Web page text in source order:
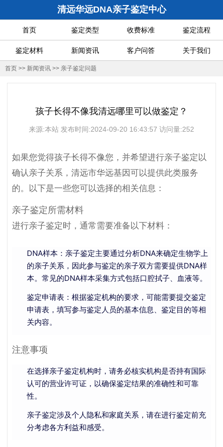
清远华远DNA亲子鉴定中心
首页 鉴定类型 收费标准 鉴定流程
鉴定材料 新闻资讯 客户问答 关于我们
首页 >> 新闻资讯 >> 亲子鉴定问题
孩子长得不像我清远哪里可以做鉴定？
来源:本站 发布时间:2024-09-20 16:43:57 访问量:252
如果您觉得孩子长得不像您，并希望进行亲子鉴定以
确认亲子关系，清远市华远基因可以提供此类服务
的。以下是一些您可以选择的相关信息：
亲子鉴定所需材料
进行亲子鉴定时，通常需要准备以下材料：
DNA样本：亲子鉴定主要通过分析DNA来确定生物学上
的亲子关系，因此参与鉴定的亲子双方需要提供DNA样
本。常见的DNA样本采集方式包括口腔拭子、血液等。
鉴定申请表：根据鉴定机构的要求，可能需要提交鉴定
申请表，填写参与鉴定人员的基本信息、鉴定目的等相
关内容。
注意事项
在选择亲子鉴定机构时，请务必核实机构是否持有国际
认可的营业许可证，以确保鉴定结果的准确性和可靠
性。
亲子鉴定涉及个人隐私和家庭关系，请在进行鉴定前充
分考虑各方利益和感受。